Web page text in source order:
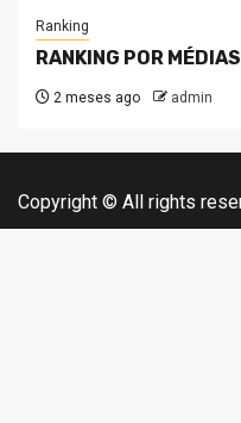
Ranking
RANKING POR
2 meses ago admin
Copyright © All rights